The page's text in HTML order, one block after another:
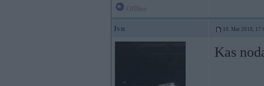
Ivn 10. Mar 2018,
Kas